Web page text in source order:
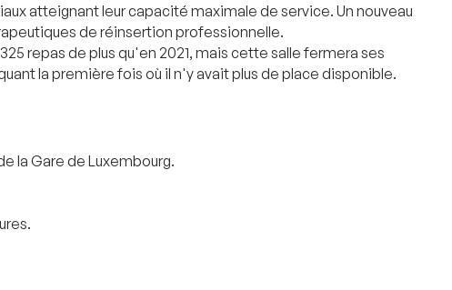
atteignant leur capacité maximale de service. Un nouveau
de réinsertion professionnelle.
repas de plus qu'en 2021, mais cette salle fermera ses
la première fois où il n'y avait plus de place disponible.
la Gare de Luxembourg.